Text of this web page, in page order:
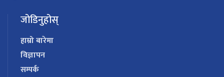
जोडिनुहोस्
हाम्रो बारेमा
विज्ञापन
सम्पर्क